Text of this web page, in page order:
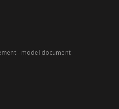
- model document